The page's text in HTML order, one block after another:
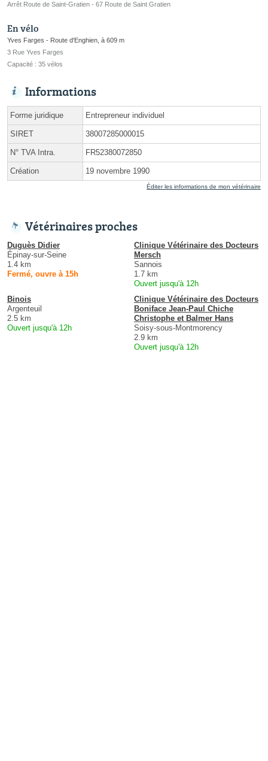
Arrêt Route de Saint-Gratien - 67 Route de Saint Gratien
En vélo
Yves Farges - Route d'Enghien, à 609 m
3 Rue Yves Farges
Capacité : 35 vélos
Informations
Forme juridique Entrepreneur individuel
SIRET 38007285000015
N° TVA Intra. FR52380072850
Création 19 novembre 1990
Éditer les informations de mon vétérinaire
Vétérinaires proches
Duguès Didier
Épinay-sur-Seine
1.4 km
Fermé, ouvre à 15h
Clinique Vétérinaire des Docteurs
Mersch
Sannois
1.7 km
Ouvert jusqu'à 12h
Binois
Argenteuil
2.5 km
Ouvert jusqu'à 12h
Clinique Vétérinaire des Docteurs
Boniface Jean-Paul Chiche
Christophe et Balmer Hans
Soisy-sous-Montmorency
2.9 km
Ouvert jusqu'à 12h